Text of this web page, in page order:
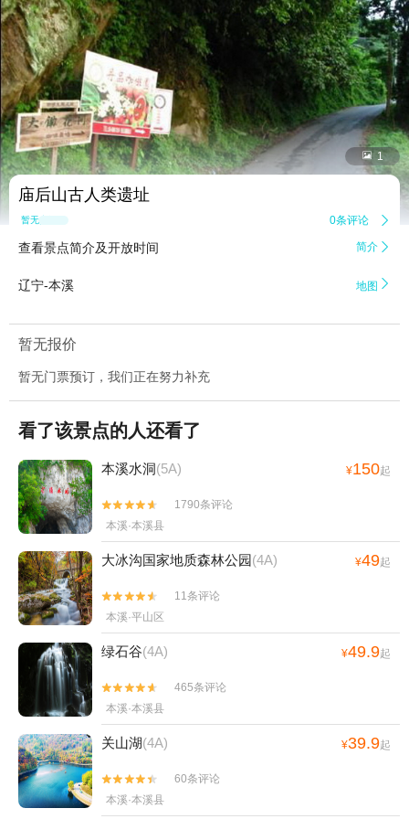
 1
庙后山古人类遗址
暂无点评 0条评论 
查看景点简介及开放时间 简介 
辽宁-本溪 地图 
暂无报价
暂无门票预订，我们正在努力补充
看了该景点的人还看了
本溪水洞(5A) ¥150起


1790条评论
本溪·本溪县
大冰沟国家地质森林公园(4A) ¥49起


11条评论
本溪·平山区
绿石谷(4A) ¥49.9起


465条评论
本溪·本溪县
关山湖(4A) ¥39.9起


60条评论
本溪·本溪县
